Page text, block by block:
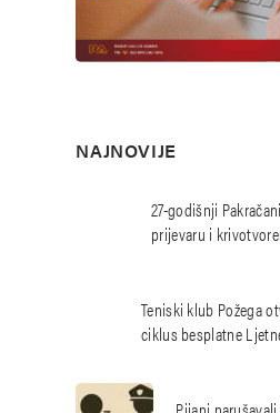
NAJNOVIJE
27-godišnji
prijevaru i
Teniski klub Požega
ciklus besplatne